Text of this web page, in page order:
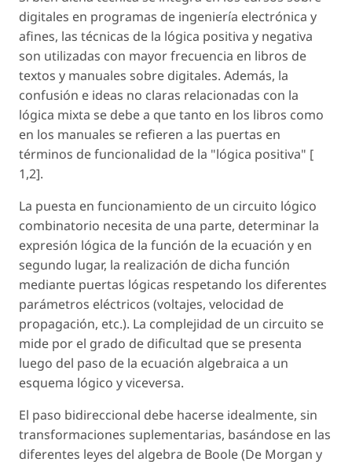
digitales en programas de ingeniería electrónica y
afines, las técnicas de la lógica positiva y negativa
son utilizadas con mayor frecuencia en libros de
textos y manuales sobre digitales. Además, la
confusión e ideas no claras relacionadas con la
lógica mixta se debe a que tanto en los libros como
en los manuales se refieren a las puertas en
términos de funcionalidad de la "lógica positiva" [
1,2].
La puesta en funcionamiento de un circuito lógico
combinatorio necesita de una parte, determinar la
expresión lógica de la función de la ecuación y en
segundo lugar, la realización de dicha función
mediante puertas lógicas respetando los diferentes
parámetros eléctricos (voltajes, velocidad de
propagación, etc.). La complejidad de un circuito se
mide por el grado de dificultad que se presenta
luego del paso de la ecuación algebraica a un
esquema lógico y viceversa.
El paso bidireccional debe hacerse idealmente, sin
transformaciones suplementarias, basándose en las
diferentes leyes del algebra de Boole (De Morgan y